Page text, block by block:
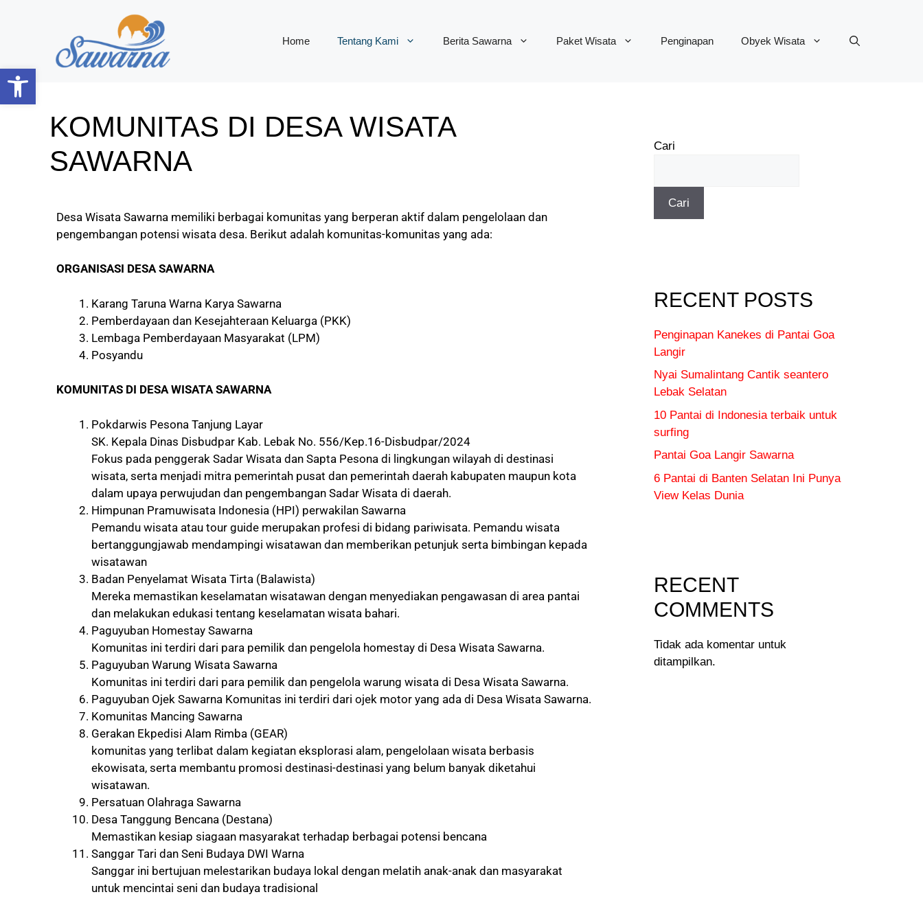
Open toolbar
Home Tentang Kami Berita Sawarna Paket Wisata Penginapan Obyek Wisata
KOMUNITAS DI DESA WISATA
SAWARNA
Desa Wisata Sawarna memiliki berbagai komunitas yang berperan aktif dalam pengelolaan dan
pengembangan potensi wisata desa. Berikut adalah komunitas-komunitas yang ada:
ORGANISASI DESA SAWARNA
Karang Taruna Warna Karya Sawarna
Pemberdayaan dan Kesejahteraan Keluarga (PKK)
Lembaga Pemberdayaan Masyarakat (LPM)
Posyandu
KOMUNITAS DI DESA WISATA SAWARNA
Pokdarwis Pesona Tanjung Layar
SK. Kepala Dinas Disbudpar Kab. Lebak No. 556/Kep.16-Disbudpar/2024
Fokus pada penggerak Sadar Wisata dan Sapta Pesona di lingkungan wilayah di destinasi
wisata, serta menjadi mitra pemerintah pusat dan pemerintah daerah kabupaten maupun kota
dalam upaya perwujudan dan pengembangan Sadar Wisata di daerah.
Himpunan Pramuwisata Indonesia (HPI) perwakilan Sawarna
Pemandu wisata atau tour guide merupakan profesi di bidang pariwisata. Pemandu wisata
bertanggungjawab mendampingi wisatawan dan memberikan petunjuk serta bimbingan kepada
wisatawan
Badan Penyelamat Wisata Tirta (Balawista)
Mereka memastikan keselamatan wisatawan dengan menyediakan pengawasan di area pantai
dan melakukan edukasi tentang keselamatan wisata bahari.
Paguyuban Homestay Sawarna
Komunitas ini terdiri dari para pemilik dan pengelola homestay di Desa Wisata Sawarna.
Paguyuban Warung Wisata Sawarna
Komunitas ini terdiri dari para pemilik dan pengelola warung wisata di Desa Wisata Sawarna.
Paguyuban Ojek Sawarna Komunitas ini terdiri dari ojek motor yang ada di Desa Wisata Sawarna.
Komunitas Mancing Sawarna
Gerakan Ekpedisi Alam Rimba (GEAR)
komunitas yang terlibat dalam kegiatan eksplorasi alam, pengelolaan wisata berbasis
ekowisata, serta membantu promosi destinasi-destinasi yang belum banyak diketahui
wisatawan.
Persatuan Olahraga Sawarna
Desa Tanggung Bencana (Destana)
Memastikan kesiap siagaan masyarakat terhadap berbagai potensi bencana
Sanggar Tari dan Seni Budaya DWI Warna
Sanggar ini bertujuan melestarikan budaya lokal dengan melatih anak-anak dan masyarakat
untuk mencintai seni dan budaya tradisional
Cari
Cari
RECENT POSTS
Penginapan Kanekes di Pantai Goa
Langir
Nyai Sumalintang Cantik seantero
Lebak Selatan
10 Pantai di Indonesia terbaik untuk
surfing
Pantai Goa Langir Sawarna
6 Pantai di Banten Selatan Ini Punya
View Kelas Dunia
RECENT
COMMENTS
Tidak ada komentar untuk
ditampilkan.